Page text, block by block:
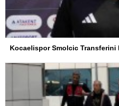
Kocaelispor Smolcic Transferini